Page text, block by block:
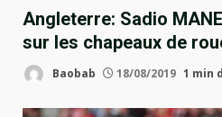
Angleterre: Sadio
sur les chapeaux de
Baobab 18/08/2019 1 min